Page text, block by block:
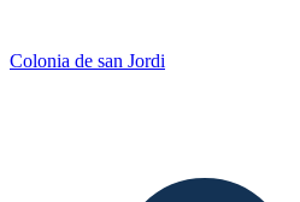
Colonia de san Jordi